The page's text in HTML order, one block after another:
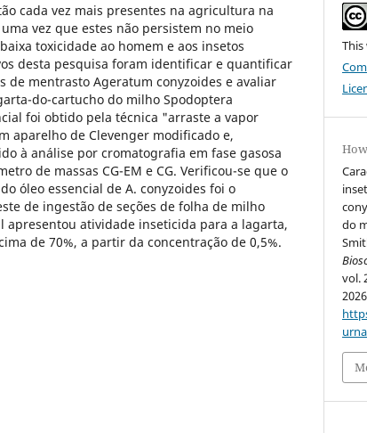
cada vez mais presentes na agricultura na
vez que estes não persistem no meio
toxicidade ao homem e aos insetos
desta pesquisa foram identificar e quantificar
de mentrasto Ageratum conyzoides e avaliar
do-cartucho do milho Spodoptera
foi obtido pela técnica "arraste a vapor
aparelho de Clevenger modificado e,
à análise por cromatografia em fase gasosa
de massas CG-EM e CG. Verificou-se que o
óleo essencial de A. conyzoides foi o
de ingestão de seções de folha de milho
apresentou atividade inseticida para a lagarta,
de 70%, a partir da concentração de 0,5%.
do
vol.